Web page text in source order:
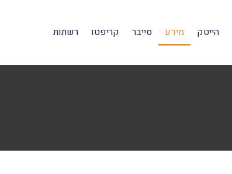
הייטק מידע סייבר קריפטו רשתות